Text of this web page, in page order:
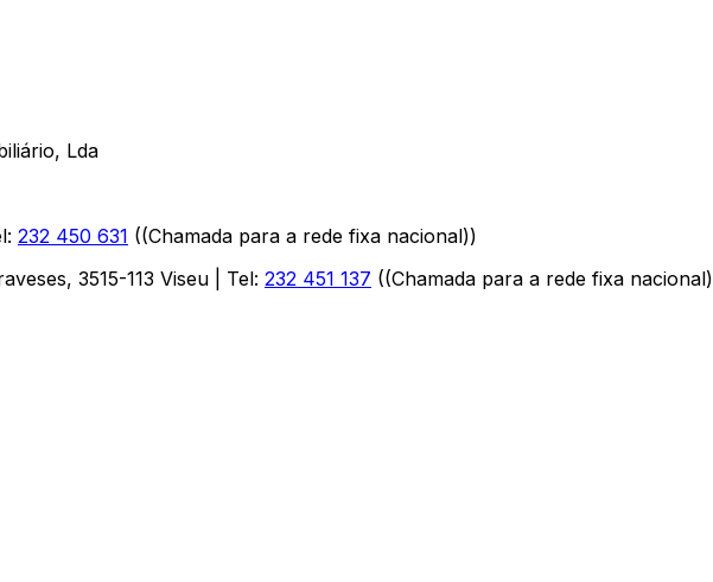
Lda
232 450 631 ((Chamada para a rede fixa nacional))
, 3515-113 Viseu | Tel: 232 451 137 ((Chamada para a rede fixa nacional)